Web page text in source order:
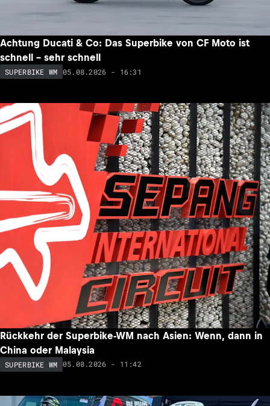
Achtung Ducati & Co: Das Superbike von CF Moto ist
schnell – sehr schnell
SUPERBIKE WM 05.08.2026 - 16:31
Rückkehr der Superbike-WM nach Asien: Wenn, dann in
China oder Malaysia
SUPERBIKE WM 05.08.2026 - 11:42